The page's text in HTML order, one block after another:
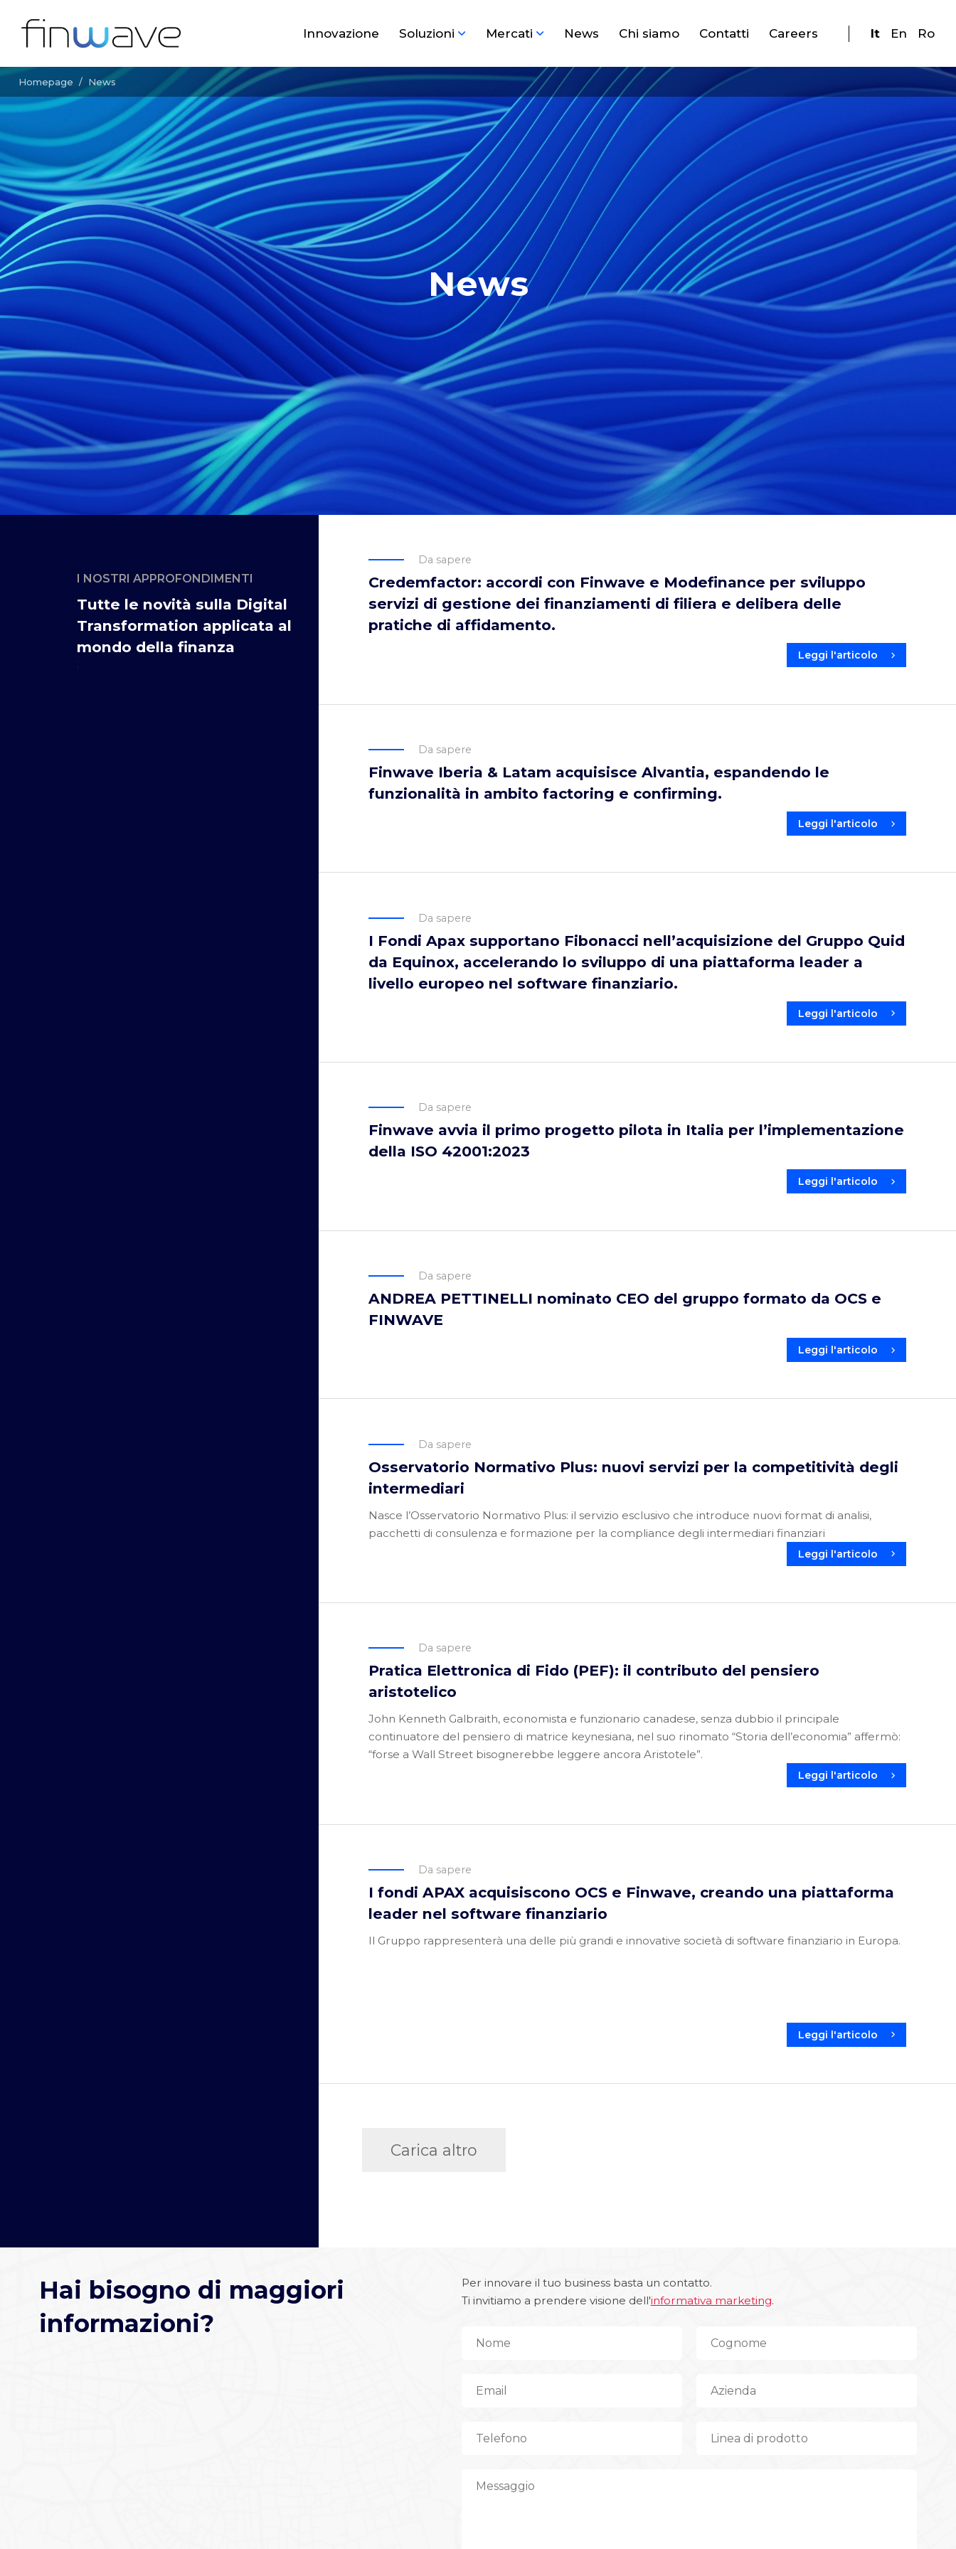
Innovazione Soluzioni Mercati News Chi siamo Contatti Careers It En Ro
Homepage / News
News
I NOSTRI APPROFONDIMENTI
Tutte le novità sulla Digital
Transformation applicata al
mondo della finanza
;
Da sapere
Credemfactor: accordi con Finwave e Modefinance per sviluppo
servizi di gestione dei finanziamenti di filiera e delibera delle
pratiche di affidamento.
Leggi l'articolo
Da sapere
Finwave Iberia & Latam acquisisce Alvantia, espandendo le
funzionalità in ambito factoring e confirming.
Leggi l'articolo
Da sapere
I Fondi Apax supportano Fibonacci nell’acquisizione del Gruppo Quid
da Equinox, accelerando lo sviluppo di una piattaforma leader a
livello europeo nel software finanziario.
Leggi l'articolo
Da sapere
Finwave avvia il primo progetto pilota in Italia per l’implementazione
della ISO 42001:2023
Leggi l'articolo
Da sapere
ANDREA PETTINELLI nominato CEO del gruppo formato da OCS e
FINWAVE
Leggi l'articolo
Da sapere
Osservatorio Normativo Plus: nuovi servizi per la competitività degli
intermediari
Nasce l’Osservatorio Normativo Plus: il servizio esclusivo che introduce nuovi format di analisi,
pacchetti di consulenza e formazione per la compliance degli intermediari finanziari
Leggi l'articolo
Da sapere
Pratica Elettronica di Fido (PEF): il contributo del pensiero
aristotelico
John Kenneth Galbraith, economista e funzionario canadese, senza dubbio il principale
continuatore del pensiero di matrice keynesiana, nel suo rinomato “Storia dell’economia” affermò:
“forse a Wall Street bisognerebbe leggere ancora Aristotele”.
Leggi l'articolo
Da sapere
I fondi APAX acquisiscono OCS e Finwave, creando una piattaforma
leader nel software finanziario
Il Gruppo rappresenterà una delle più grandi e innovative società di software finanziario in Europa.
Leggi l'articolo
Carica altro
Hai bisogno di maggiori
informazioni?
Per innovare il tuo business basta un contatto.
Ti invitiamo a prendere visione dell'informativa marketing.